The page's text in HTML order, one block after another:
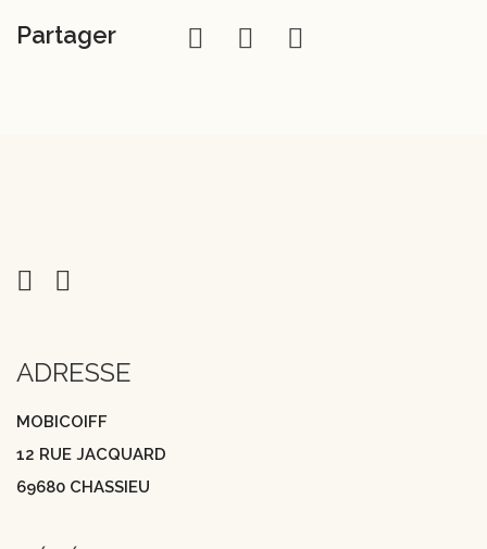
Partager
ADRESSE
MOBICOIFF
12 RUE JACQUARD
69680 CHASSIEU